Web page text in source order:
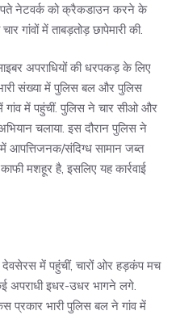
नेटवर्क को क्रैकडाउन करने के
गांवों में ताबड़तोड़ छापेमारी की.
अपराधियों की धरपकड़ के लिए
संख्या में पुलिस बल और पुलिस
गांव में पहुंचीं. पुलिस ने चार सीओ और
चलाया. इस दौरान पुलिस ने
में आपत्तिजनक/संदिग्ध सामान जब्त
मशहूर है, इसलिए यह कार्रवाई
देवसेरस में पहुंचीं, चारों ओर हड़कंप मच
इधर-उधर भागने लगे.
प्रकार भारी पुलिस बल ने गांव में